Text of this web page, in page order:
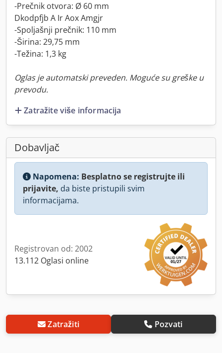
-Prečnik otvora: Ø 60 mm
Dkodpfjb A Ir Aox Amgjr
-Spoljašnji prečnik: 110 mm
-Širina: 29,75 mm
-Težina: 1,3 kg
Oglas je automatski preveden. Moguće su greške u
prevodu.
Zatražite više informacija
Dobavljač
Napomena: Besplatno se registrujte ili
prijavite, da biste pristupili svim
informacijama.
Registrovan od: 2002
13.112 Oglasi online
Zatražiti Pozvati